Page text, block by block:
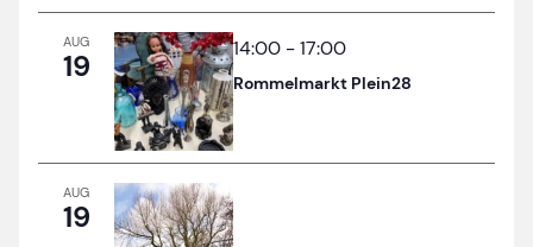
AUG
19 14:00 -17:00
Rommelmarkt Plein28
AUG
19